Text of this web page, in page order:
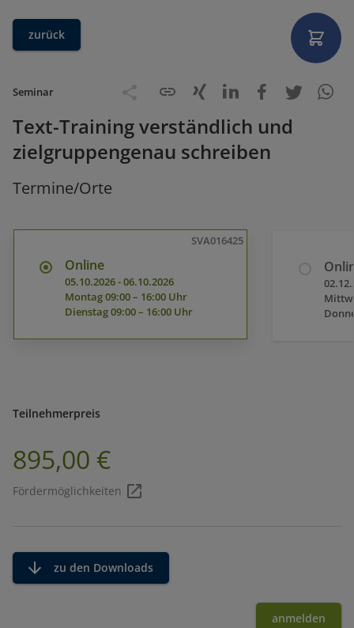
zurück
Seminar
Text-Training verständlich und
zielgruppengenau schreiben
Termine/Orte
SVA016425
Online
05.10.2026-06.10.2026
Montag
09:00 – 16:00 Uhr
Dienstag
09:00 – 16:00 Uhr
Teilnehmerpreis
895,00 €
Fördermöglichkeiten
zu den Downloads
anmelden